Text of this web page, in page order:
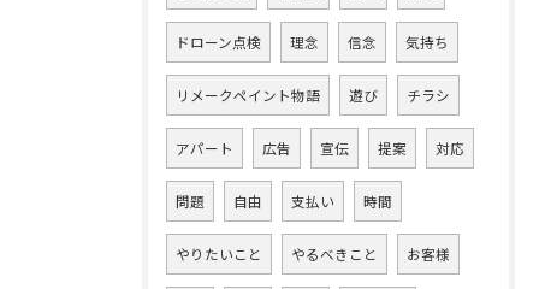
ドローン点検 理念 信念 気持ち
リメークペイント物語 遊び チラシ
アパート 広告 宣伝 提案 対応
問題 自由 支払い 時間
やりたいこと やるべきこと お客様